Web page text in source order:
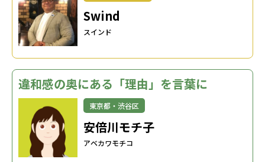
Swind
スインド
違和感の奥にある「理由」を言葉に
東京都・渋谷区
安倍川モチ子
アベカワモチコ